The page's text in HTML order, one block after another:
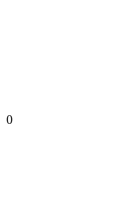
0